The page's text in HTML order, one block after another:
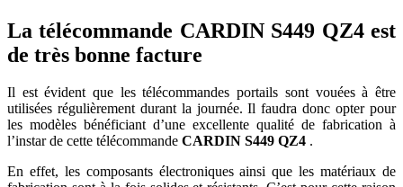
La télécommande CARDIN S449 QZ4 est
de très bonne facture
Il est évident que les télécommandes portails sont vouées à être
utilisées régulièrement durant la journée. Il faudra donc opter pour
les modèles bénéficiant d’une excellente qualité de fabrication à
l’instar de cette télécommande CARDIN S449 QZ4 .
En effet, les composants électroniques ainsi que les matériaux de